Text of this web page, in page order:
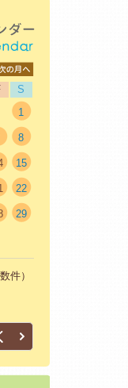
S
1
8
15
22
29
件）
はじめての方